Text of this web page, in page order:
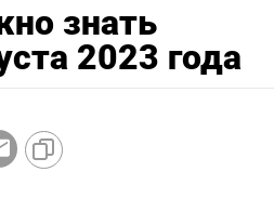
знать
2023 года